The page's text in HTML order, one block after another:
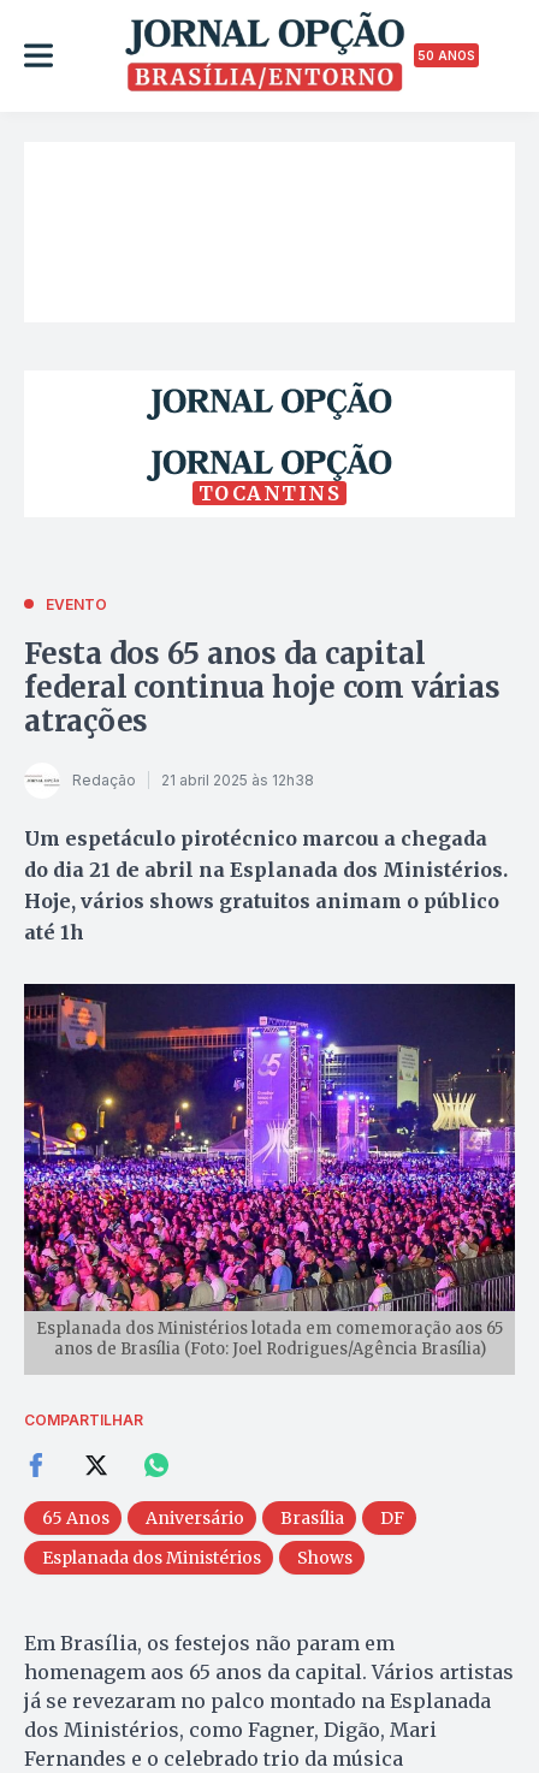
50 ANOS
TOCANTINS
EVENTO
Festa dos 65 anos da capital
federal continua hoje com várias
atrações
Redação 21 abril 2025 às 12h38
Um espetáculo pirotécnico marcou a chegada
do dia 21 de abril na Esplanada dos Ministérios.
Hoje, vários shows gratuitos animam o público
até 1h
Esplanada dos Ministérios lotada em comemoração aos 65
anos de Brasília (Foto: Joel Rodrigues/Agência Brasília)
COMPARTILHAR
65 Anos Aniversário Brasília
DF
Esplanada dos Ministérios
Shows
Em Brasília, os festejos não param em
homenagem aos 65 anos da capital. Vários artistas
já se revezaram no palco montado na Esplanada
dos Ministérios, como Fagner, Digão, Mari
Fernandes e o celebrado trio da música